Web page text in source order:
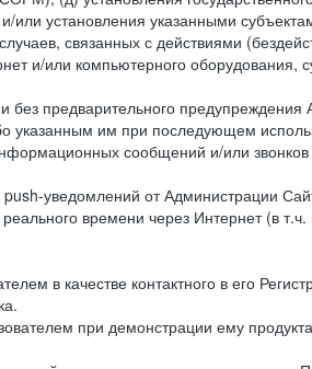
или установления указанными
связанных с действиями
и/или компьютерного оборудования,
предварительного предупреждения
указанным им при последующем
сообщений и/или
уведомлений от Администрации
времени через Интернет (в
в качестве контактного в его
при демонстрации ему